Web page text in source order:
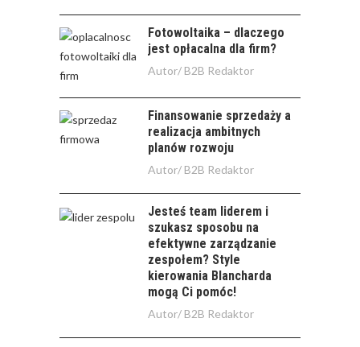
Fotowoltaika – dlaczego
jest opłacalna dla firm?
Autor/ B2B Redaktor
Finansowanie sprzedaży a
realizacja ambitnych
planów rozwoju
Autor/ B2B Redaktor
Jesteś team liderem i
szukasz sposobu na
efektywne zarządzanie
zespołem? Style
kierowania Blancharda
mogą Ci pomóc!
Autor/ B2B Redaktor